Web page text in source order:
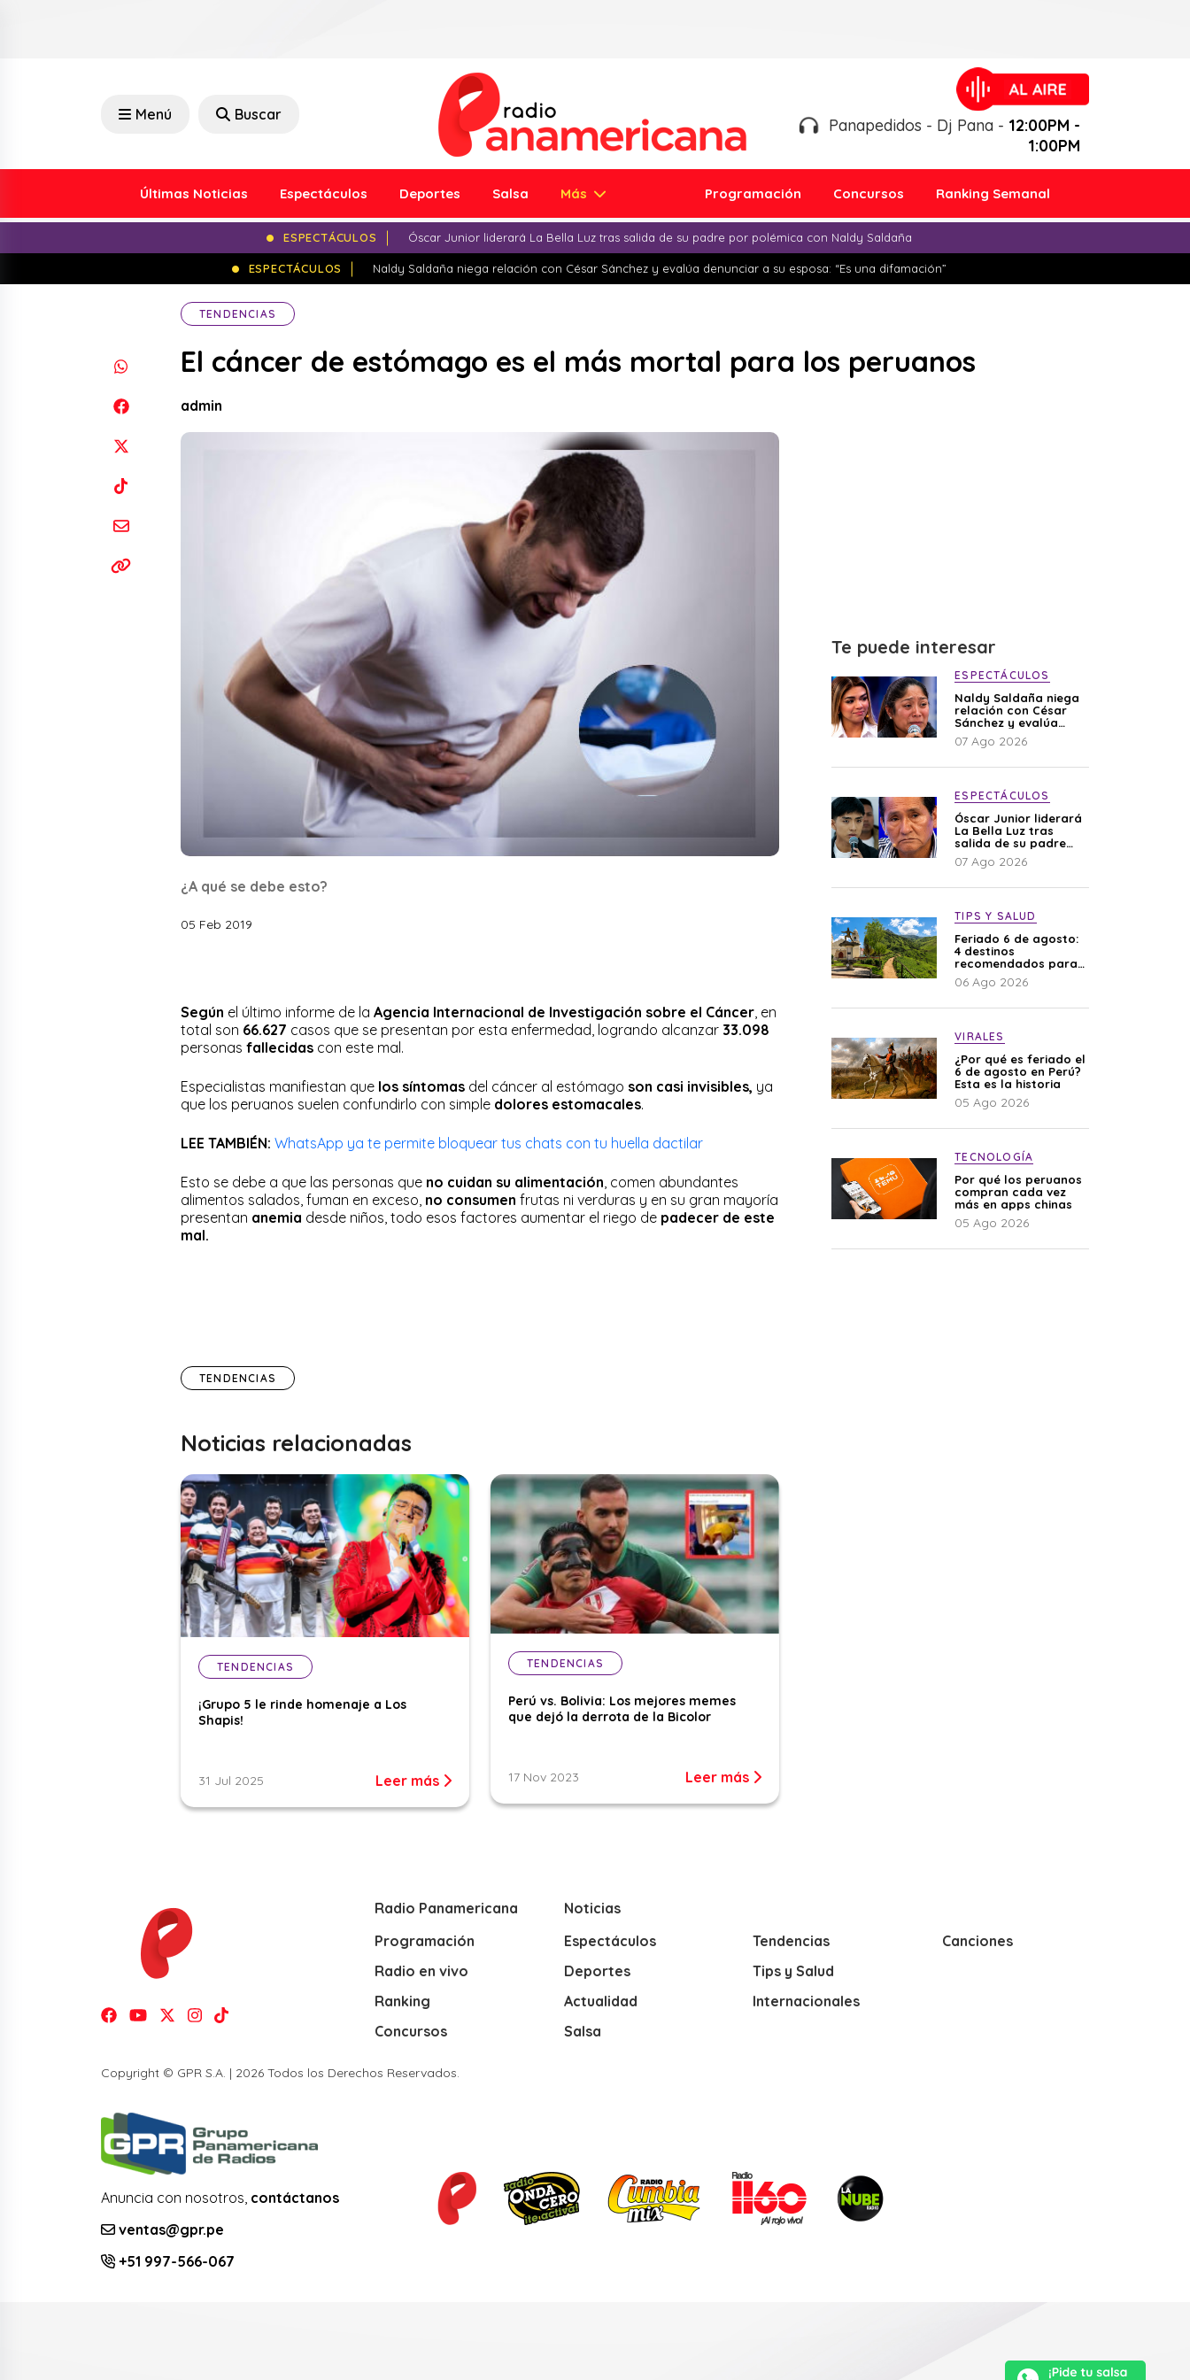
Menú Buscar
Panapedidos - Dj Pana - 12:00PM -
1:00PM
Últimas Noticias Espectáculos Deportes Salsa Más Programación Concursos Ranking Semanal
ESPECTÁCULOS Óscar Junior liderará La Bella Luz tras salida de su padre por polémica con Naldy Saldaña
ESPECTÁCULOS Naldy Saldaña niega relación con César Sánchez y evalúa denunciar a su esposa: “Es una difamación”
TENDENCIAS
El cáncer de estómago es el más mortal para los peruanos
admin
¿A qué se debe esto?
05 Feb 2019
Según el último informe de la Agencia Internacional de Investigación sobre el Cáncer , en
total son 66.627 casos que se presentan por esta enfermedad, logrando alcanzar 33.098
personas fallecidas con este mal.
Especialistas manifiestan que los síntomas del cáncer al estómago son casi invisibles, ya
que los peruanos suelen confundirlo con simple dolores estomacales.
LEE TAMBIÉN: WhatsApp ya te permite bloquear tus chats con tu huella dactilar
Esto se debe a que las personas que no cuidan su alimentación , comen abundantes
alimentos salados, fuman en exceso, no consumen frutas ni verduras y en su gran mayoría
presentan anemia desde niños, todo esos factores aumentar el riego de padecer de este
mal.
TENDENCIAS
Noticias relacionadas
TENDENCIAS
¡Grupo 5 le rinde homenaje a Los
Shapis!
31 Jul 2025 Leer más
TENDENCIAS
Perú vs. Bolivia: Los mejores memes
que dejó la derrota de la Bicolor
17 Nov 2023 Leer más
Te puede interesar
ESPECTÁCULOS
Naldy Saldaña niega
relación con César
Sánchez y evalúa
denunciar a su
esposa: “Es una
07 Ago 2026
ESPECTÁCULOS
Óscar Junior liderará
La Bella Luz tras
salida de su padre
por polémica con
Naldy Saldaña
07 Ago 2026
TIPS Y SALUD
Feriado 6 de agosto:
4 destinos
recomendados para
disfrutar el descanso
06 Ago 2026
VIRALES
¿Por qué es feriado el
6 de agosto en Perú?
Esta es la historia
05 Ago 2026
TECNOLOGÍA
Por qué los peruanos
compran cada vez
más en apps chinas
05 Ago 2026
Radio Panamericana
Programación
Radio en vivo
Ranking
Concursos
Noticias
Espectáculos
Deportes
Actualidad
Salsa
Tendencias
Tips y Salud
Internacionales
Canciones
Copyright © GPR S.A. | 2026 Todos los Derechos Reservados.
Anuncia con nosotros, contáctanos
ventas@gpr.pe
+51 997-566-067